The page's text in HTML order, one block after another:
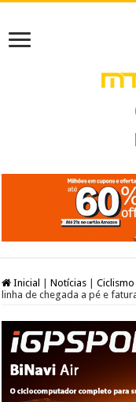
Inicial Notícias Ciclismo
linha de chegada a pé e